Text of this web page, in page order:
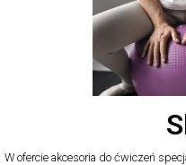
W ofercie akcesoria do ćwiczeń